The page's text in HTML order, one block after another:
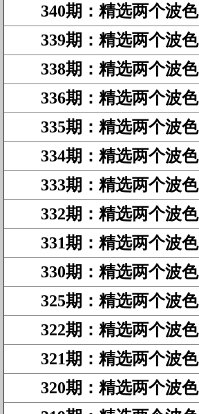
340期 ： 精选两个波色
339期 ： 精选两个波色
338期 ： 精选两个波色
336期 ： 精选两个波色
335期 ： 精选两个波色
334期 ： 精选两个波色
333期 ： 精选两个波色
332期 ： 精选两个波色
331期 ： 精选两个波色
330期 ： 精选两个波色
325期 ： 精选两个波色
322期 ： 精选两个波色
321期 ： 精选两个波色
320期 ： 精选两个波色